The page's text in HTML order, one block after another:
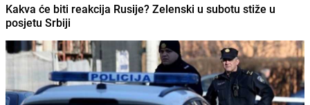
Kakva će biti reakcija Rusije? Zelenski u subotu stiže u
posjetu Srbiji